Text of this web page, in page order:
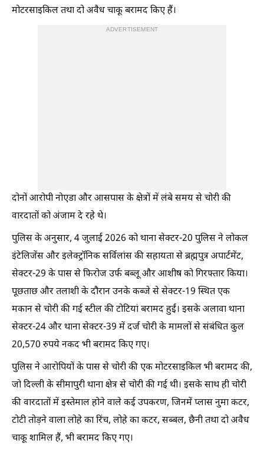
मोटरसाइकिल तथा दो अवैध चाकू बरामद किए हैं।
ADVERTISEMENT
दोनों आरोपी नोएडा और आसपास के क्षेत्रों में लंबे समय से चोरी की
वारदातों को अंजाम दे रहे थे।
पुलिस के अनुसार, 4 जुलाई 2026 को थाना सेक्टर-20 पुलिस ने लोकल
इंटेलिजेंस और इलेक्ट्रॉनिक सर्विलांस की सहायता से ब्रह्मपुत्र अपार्टमेंट,
सेक्टर-29 के पास से फिरोज उर्फ बब्लू और आशीष को गिरफ्तार किया।
पूछताछ और तलाशी के दौरान उनके कब्जे से सेक्टर-19 स्थित एक
मकान से चोरी की गई स्टील की टोटियां बरामद हुईं। इसके अलावा थाना
सेक्टर-24 और थाना सेक्टर-39 में दर्ज चोरी के मामलों से संबंधित कुल
20,570 रुपये नकद भी बरामद किए गए।
पुलिस ने आरोपियों के पास से चोरी की एक मोटरसाइकिल भी बरामद की,
जो दिल्ली के सीमापुरी थाना क्षेत्र से चोरी की गई थी। इसके साथ ही चोरी
की वारदातों में इस्तेमाल होने वाले कई उपकरण, जिनमें प्लास नुमा कटर,
टोटी तोड़ने वाला लोहे का रिंच, लोहे का कटर, सब्बल, छैनी तथा दो अवैध
चाकू शामिल हैं, भी बरामद किए गए।